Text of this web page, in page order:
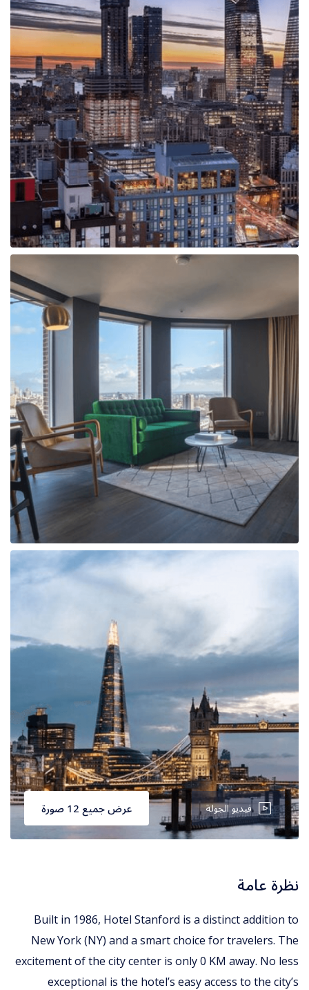
فيديو الجولة عرض جميع 12 صورة
نظرة عامة
Built in 1986, Hotel Stanford is a distinct addition to
New York (NY) and a smart choice for travelers. The
excitement of the city center is only 0 KM away. No less
exceptional is the hotel’s easy access to the city’s